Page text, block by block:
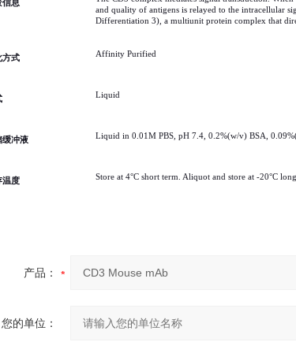
信息
and quality of antigens is relayed to the intracellular
Differentiation 3), a multiunit protein complex that
方式 Affinity Purified
Liquid
缓冲液 Liquid in 0.01M PBS, pH 7.4, 0.2%(w/v) BSA,
温度 Store at 4°C short term. Aliquot and store at -20°C
产品：
您的单位：